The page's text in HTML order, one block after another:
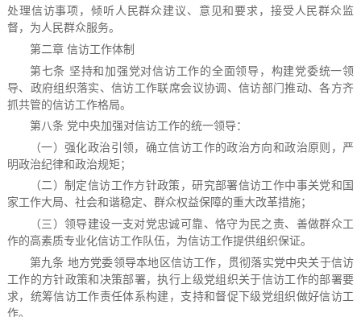
处理信访事项，倾听人民群众建议、意见和要求，接受人民群众监
督，为人民群众服务。
第二章 信访工作体制
第七条 坚持和加强党对信访工作的全面领导，构建党委统一领
导、政府组织落实、信访工作联席会议协调、信访部门推动、各方齐
抓共管的信访工作格局。
第八条 党中央加强对信访工作的统一领导：
（一）强化政治引领，确立信访工作的政治方向和政治原则，严
明政治纪律和政治规矩；
（二）制定信访工作方针政策，研究部署信访工作中事关党和国
家工作大局、社会和谐稳定、群众权益保障的重大改革措施；
（三）领导建设一支对党忠诚可靠、恪守为民之责、善做群众工
作的高素质专业化信访工作队伍，为信访工作提供组织保证。
第九条 地方党委领导本地区信访工作，贯彻落实党中央关于信访
工作的方针政策和决策部署，执行上级党组织关于信访工作的部署要
求，统筹信访工作责任体系构建，支持和督促下级党组织做好信访工
作。